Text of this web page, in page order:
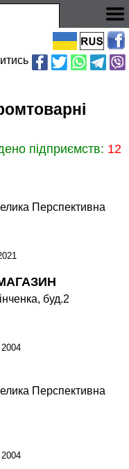
підприємств: 12
Перспективна
буд.2
Перспективна